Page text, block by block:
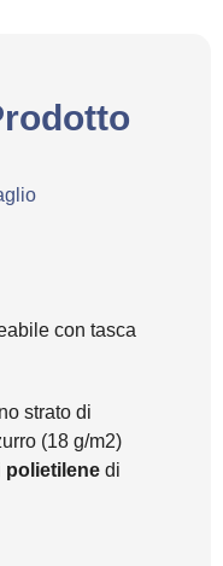
con tasca
strato di
(18 g/m2)
polietilene di